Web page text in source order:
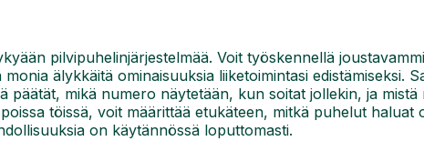
pilvipuhelinjärjestelmää. Voit työskennellä
älykkäitä ominaisuuksia liiketoimintasi edistämiseksi.
päätät, mikä numero näytetään, kun soitat jollekin, ja mistä
töissä, voit määrittää etukäteen, mitkä puhelut haluat
on käytännössä loputtomasti.